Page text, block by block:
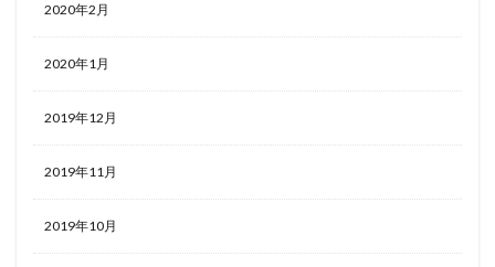
2020年2月
2020年1月
2019年12月
2019年11月
2019年10月